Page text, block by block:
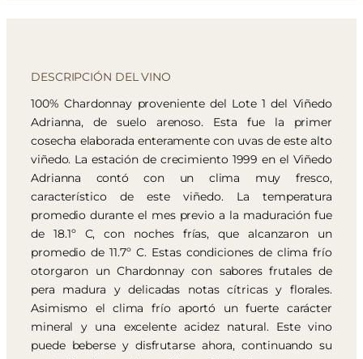
DESCRIPCIÓN DEL VINO
100% Chardonnay proveniente del Lote 1 del Viñedo
Adrianna, de suelo arenoso. Esta fue la primer
cosecha elaborada enteramente con uvas de este alto
viñedo. La estación de crecimiento 1999 en el Viñedo
Adrianna contó con un clima muy fresco,
característico de este viñedo. La temperatura
promedio durante el mes previo a la maduración fue
de 18.1º C, con noches frías, que alcanzaron un
promedio de 11.7º C. Estas condiciones de clima frío
otorgaron un Chardonnay con sabores frutales de
pera madura y delicadas notas cítricas y florales.
Asimismo el clima frío aportó un fuerte carácter
mineral y una excelente acidez natural. Este vino
puede beberse y disfrutarse ahora, continuando su